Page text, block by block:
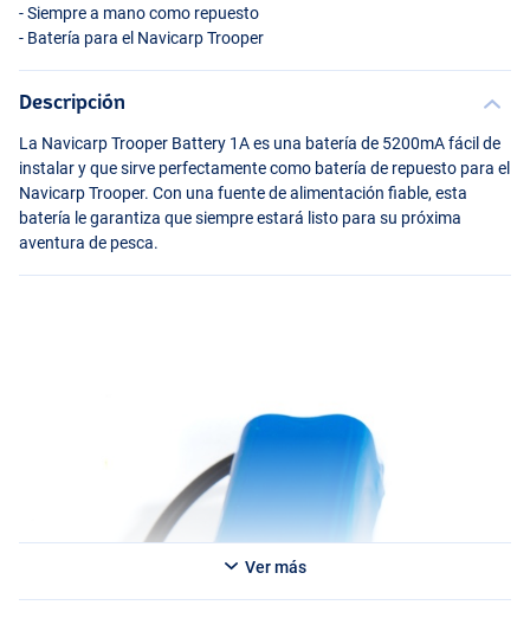
- Siempre a mano como repuesto
- Batería para el Navicarp Trooper
Descripción
La Navicarp Trooper Battery 1A es una batería de 5200mA fácil de
instalar y que sirve perfectamente como batería de repuesto para el
Navicarp Trooper. Con una fuente de alimentación fiable, esta
batería le garantiza que siempre estará listo para su próxima
aventura de pesca.
Ver más